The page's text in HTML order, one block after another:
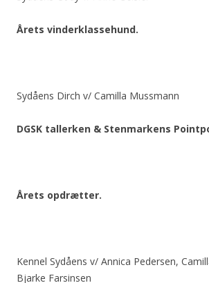
Årets vinderklassehund.
Sydåens Dirch v/ Camilla Mussmann
DGSK tallerken & Stenmarkens
Årets opdrætter.
Kennel Sydåens v/ Annica Pedersen,
Bjarke Farsinsen